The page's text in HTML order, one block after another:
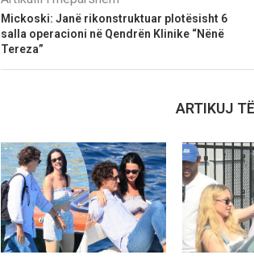
Mickoski: Janë rikonstruktuar plotësisht 6
salla operacioni në Qendrën Klinike “Nënë
Tereza”
ARTIKUJ